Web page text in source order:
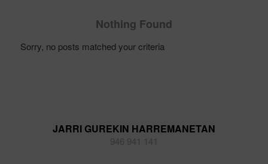
Nothing Found
Sorry, no posts matched your criteria
JARRI GUREKIN HARREMANETAN